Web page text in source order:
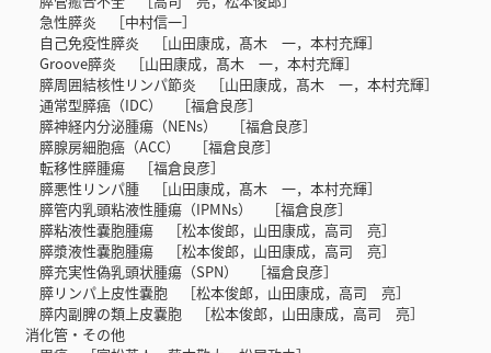
急性膵炎 ［中村信一］
自己免疫性膵炎 ［山田康成，髙木 一，本村充輝］
Groove膵炎 ［山田康成，髙木 一，本村充輝］
膵周囲結核性リンパ節炎 ［山田康成，髙木 一，本村充輝］
通常型膵癌（IDC） ［福倉良彦］
膵神経内分泌腫瘍（NENs） ［福倉良彦］
膵腺房細胞癌（ACC） ［福倉良彦］
転移性膵腫瘍 ［福倉良彦］
膵悪性リンパ腫 ［山田康成，髙木 一，本村充輝］
膵管内乳頭粘液性腫瘍（IPMNs） ［福倉良彦］
膵粘液性嚢胞腫瘍 ［松本俊郎，山田康成，高司 亮］
膵漿液性嚢胞腫瘍 ［松本俊郎，山田康成，高司 亮］
膵充実性偽乳頭状腫瘍（SPN） ［福倉良彦］
膵リンパ上皮性嚢胞 ［松本俊郎，山田康成，高司 亮］
膵内副脾の類上皮嚢胞 ［松本俊郎，山田康成，高司 亮］
消化管・その他